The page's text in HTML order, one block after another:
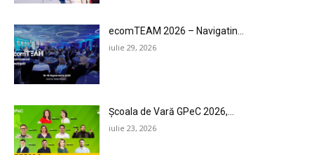
ecomTEAM 2026 – Navigatin...
iulie 29, 2026
Școala de Vară GPeC 2026,...
iulie 23, 2026